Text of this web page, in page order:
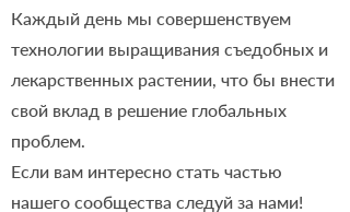
Каждый день мы совершенствуем
технологии выращивания съедобных и
лекарственных растении, что бы внести
свой вклад в решение глобальных
проблем.
Если вам интересно стать частью
нашего сообщества следуй за нами!